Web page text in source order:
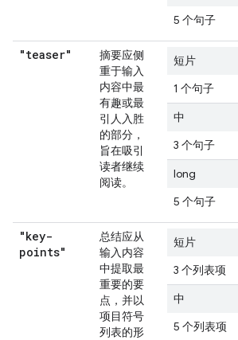
5 个句子
"teaser"
摘要应侧
重于输入
内容中最
有趣或最
引人入胜
的部分，
旨在吸引
读者继续
阅读。
短片
1 个句子
中
3 个句子
long
5 个句子
"key-
points"
总结应从
输入内容
中提取最
重要的要
点，并以
项目符号
列表的形
短片
3 个列表项
中
5 个列表项